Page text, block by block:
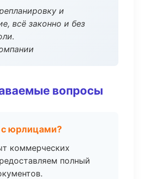
и
всё законно и без
вопросы
с юрлицами?
коммерческих
полный